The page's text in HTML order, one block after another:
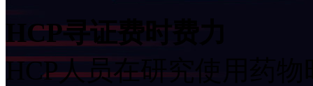
HCP寻证费时费力
HCP人员在研究使用药物时